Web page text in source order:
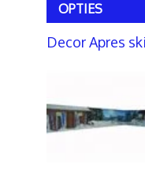
OPTIES
Decor Apres